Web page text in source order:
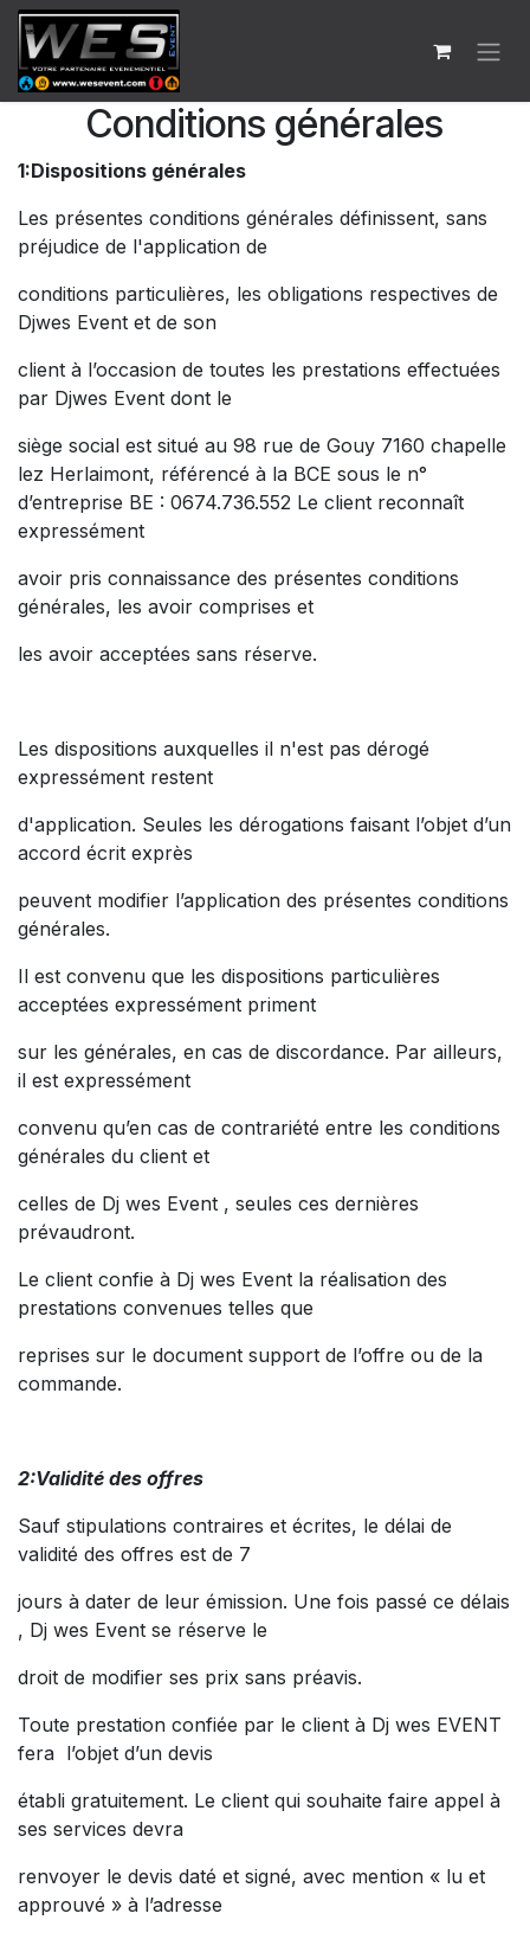
Se rendre au contenu
Conditions générales
1:Dispositions générales
Les présentes conditions générales définissent, sans
préjudice de l'application de
conditions particulières, les obligations respectives de
Djwes Event et de son
client à l’occasion de toutes les prestations effectuées
par Djwes Event dont le
siège social est situé au 98 rue de Gouy 7160 chapelle
lez Herlaimont, référencé à la BCE sous le n°
d’entreprise BE : 0674.736.552 Le client reconnaît
expressément
avoir pris connaissance des présentes conditions
générales, les avoir comprises et
les avoir acceptées sans réserve.
Les dispositions auxquelles il n'est pas dérogé
expressément restent
d'application. Seules les dérogations faisant l’objet d’un
accord écrit exprès
peuvent modifier l’application des présentes conditions
générales.
Il est convenu que les dispositions particulières
acceptées expressément priment
sur les générales, en cas de discordance. Par ailleurs,
il est expressément
convenu qu’en cas de contrariété entre les conditions
générales du client et
celles de Dj wes Event , seules ces dernières
prévaudront.
Le client confie à Dj wes Event la réalisation des
prestations convenues telles que
reprises sur le document support de l’offre ou de la
commande.
2:Validité des offres
Sauf stipulations contraires et écrites, le délai de
validité des offres est de 7
jours à dater de leur émission. Une fois passé ce délais
, Dj wes Event se réserve le
droit de modifier ses prix sans préavis.
Toute prestation confiée par le client à Dj wes EVENT
fera l’objet d’un devis
établi gratuitement. Le client qui souhaite faire appel à
ses services devra
renvoyer le devis daté et signé, avec mention « lu et
approuvé » à l’adresse